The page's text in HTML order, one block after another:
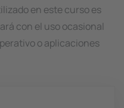
en este curso es
con el uso ocasional
o aplicaciones